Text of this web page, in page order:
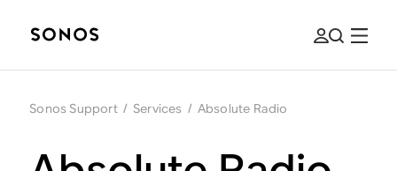
Sonos Support / Services / Absolute Radio